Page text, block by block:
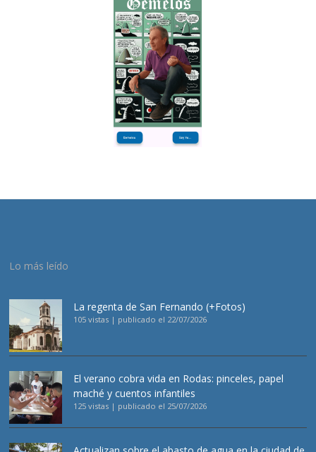
Lo más leído
La regenta de San Fernando (+Fotos)
105 vistas | publicado el 22/07/2026
El verano cobra vida en Rodas: pinceles, papel
maché y cuentos infantiles
125 vistas | publicado el 25/07/2026